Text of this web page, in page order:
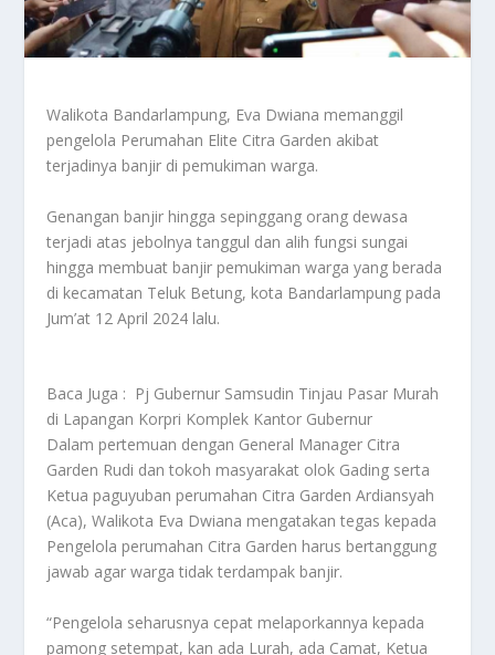
Walikota Bandarlampung, Eva Dwiana memanggil
pengelola Perumahan Elite Citra Garden akibat
terjadinya banjir di pemukiman warga.
Genangan banjir hingga sepinggang orang dewasa
terjadi atas jebolnya tanggul dan alih fungsi sungai
hingga membuat banjir pemukiman warga yang berada
di kecamatan Teluk Betung, kota Bandarlampung pada
Jum’at 12 April 2024 lalu.
Baca Juga : Pj Gubernur Samsudin Tinjau Pasar Murah
di Lapangan Korpri Komplek Kantor Gubernur
Dalam pertemuan dengan General Manager Citra
Garden Rudi dan tokoh masyarakat olok Gading serta
Ketua paguyuban perumahan Citra Garden Ardiansyah
(Aca), Walikota Eva Dwiana mengatakan tegas kepada
Pengelola perumahan Citra Garden harus bertanggung
jawab agar warga tidak terdampak banjir.
“Pengelola seharusnya cepat melaporkannya kepada
pamong setempat, kan ada Lurah, ada Camat, Ketua